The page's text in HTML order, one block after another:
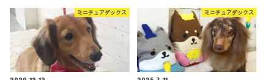
ミニチュアダックス ミニチュアダックス